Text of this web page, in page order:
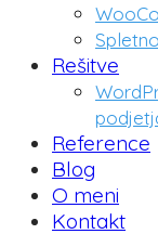
Rešitve
Reference
Blog
O meni
Kontakt